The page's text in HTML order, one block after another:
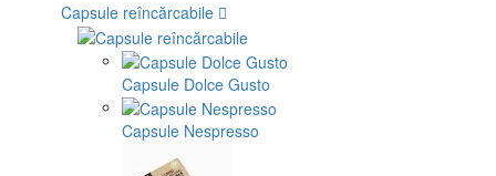
Capsule reîncărcabile
Capsule Dolce Gusto
Capsule Nespresso